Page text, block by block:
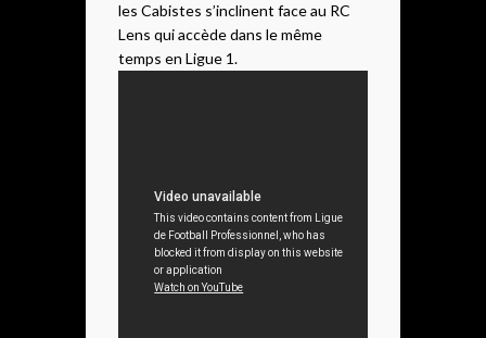
les Cabistes s’inclinent face au RC
Lens qui accède dans le même
temps en Ligue 1.